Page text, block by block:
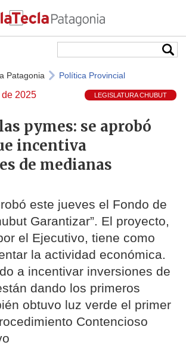
Patagonia Política Provincial
2025 LEGISLATURA CHUBUT
pymes: se aprobó
incentiva
de medianas
este jueves el Fondo de
Garantizar”. El proyecto,
el Ejecutivo, tiene como
la actividad económica.
a incentivar inversiones de
dando los primeros
obtuvo luz verde el primer
Contencioso